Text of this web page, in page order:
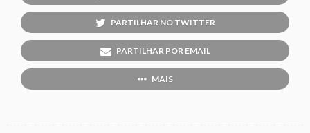
PARTILHAR NO TWITTER
PARTILHAR POR EMAIL
MAIS